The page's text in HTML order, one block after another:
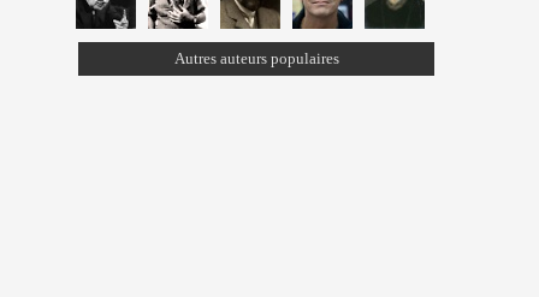
Autres auteurs populaires